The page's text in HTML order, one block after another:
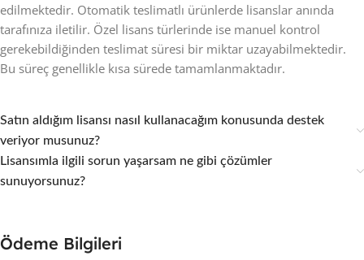
edilmektedir. Otomatik teslimatlı ürünlerde lisanslar anında
tarafınıza iletilir. Özel lisans türlerinde ise manuel kontrol
gerekebildiğinden teslimat süresi bir miktar uzayabilmektedir.
Bu süreç genellikle kısa sürede tamamlanmaktadır.
Satın aldığım lisansı nasıl kullanacağım konusunda destek
veriyor musunuz?
Lisansımla ilgili sorun yaşarsam ne gibi çözümler
sunuyorsunuz?
Ödeme Bilgileri